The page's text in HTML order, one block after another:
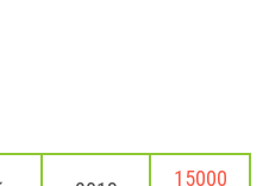
15000